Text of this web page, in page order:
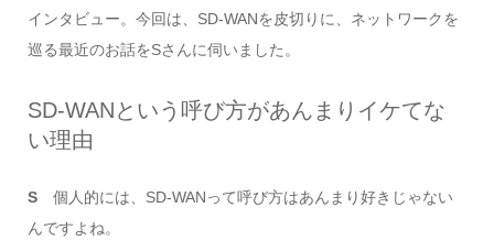
インタビュー。今回は、SD-WANを皮切りに、ネットワークを
巡る最近のお話をSさんに伺いました。
SD-WANという呼び方があんまりイケてな
い理由
S個人的には、SD-WANって呼び方はあんまり好きじゃない
んですよね。